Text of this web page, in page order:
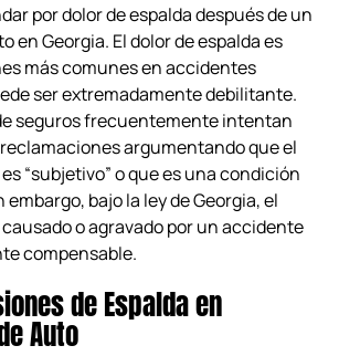
por dolor de espalda después de un
en Georgia. El dolor de espalda es
más comunes en accidentes
ser extremadamente debilitante.
seguros frecuentemente intentan
argumentando que el
“subjetivo” o que es una condición
bajo la ley de Georgia, el
o agravado por un accidente
compensable.
de Espalda en
Auto